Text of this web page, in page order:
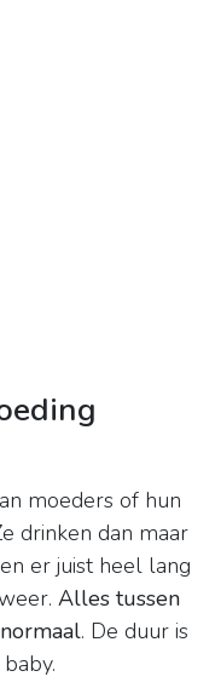
moeders of hun
drinken dan maar
er juist heel lang
Alles tussen
. De duur is